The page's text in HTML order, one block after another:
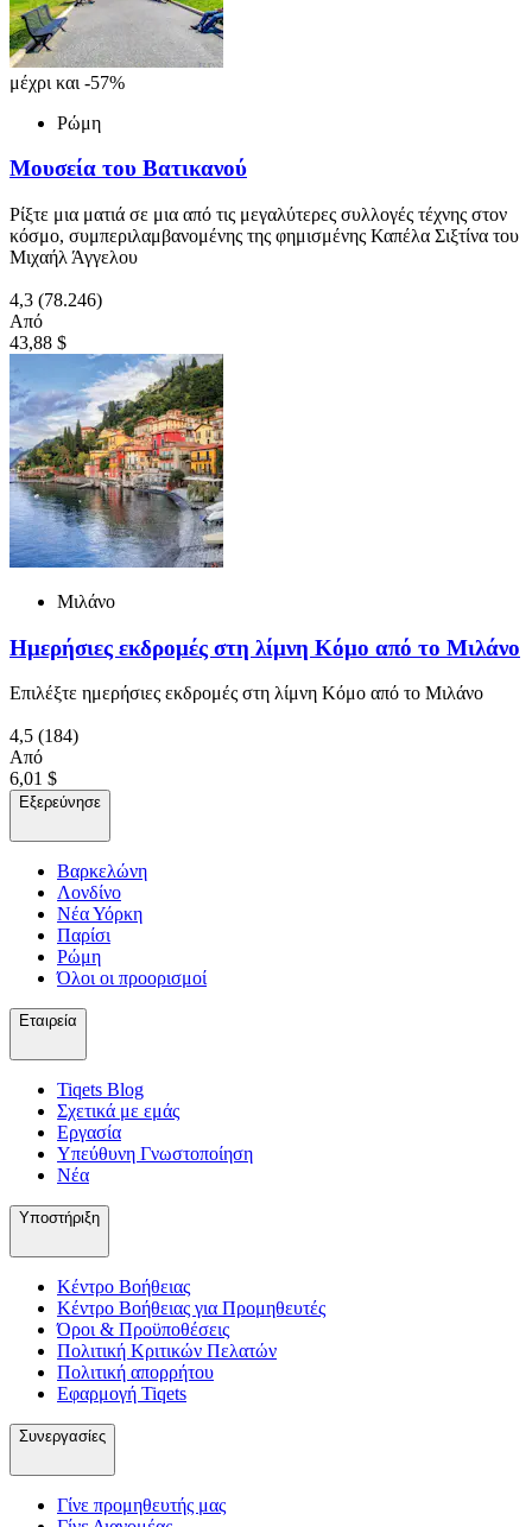
μέχρι και -57%
Ρώμη
Μουσεία του Βατικανού
Ρίξτε μια ματιά σε μια από τις μεγαλύτερες συλλογές τέχνης στον
κόσμο, συμπεριλαμβανομένης της φημισμένης Καπέλα Σιξτίνα του
Μιχαήλ Άγγελου
4,3 (78.246)
Από
43,88 $
Μιλάνο
Ημερήσιες εκδρομές στη λίμνη Κόμο από το Μιλάνο
Επιλέξτε ημερήσιες εκδρομές στη λίμνη Κόμο από το Μιλάνο
4,5 (184)
Από
6,01 $
Εξερεύνησε
Βαρκελώνη
Λονδίνο
Νέα Υόρκη
Παρίσι
Ρώμη
Όλοι οι προορισμοί
Εταιρεία
Tiqets Βlog
Σχετικά με εμάς
Εργασία
Υπεύθυνη Γνωστοποίηση
Νέα
Υποστήριξη
Κέντρο Βοήθειας
Κέντρο Βοήθειας για Προμηθευτές
Όροι & Προϋποθέσεις
Πολιτική Κριτικών Πελατών
Πολιτική απορρήτου
Εφαρμογή Tiqets
Συνεργασίες
Γίνε προμηθευτής μας